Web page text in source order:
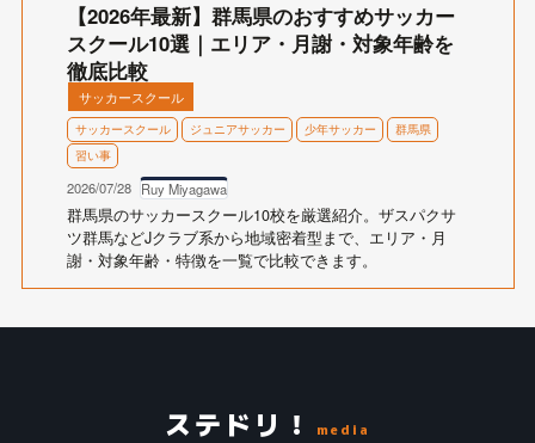
【2026年最新】群馬県のおすすめサッカー
スクール10選｜エリア・月謝・対象年齢を
徹底比較
サッカースクール
サッカースクール ジュニアサッカー 少年サッカー
群馬県
習い事
2026/07/28 Ruy Miyagawa
群馬県のサッカースクール10校を厳選紹介。ザスパクサ
ツ群馬などJクラブ系から地域密着型まで、エリア・月
謝・対象年齢・特徴を一覧で比較できます。
ステドリ！ media